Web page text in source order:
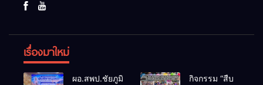
เรื่องมาใหม่
ผอ.สพป.ชัยภูมิ
กิจกรรม “สืบ